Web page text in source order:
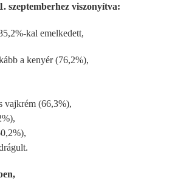
szeptemberhez viszonyítva:
kal emelkedett,
a kenyér (76,2%),
vajkrém (66,3%),